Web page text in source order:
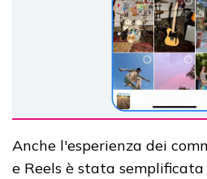
Anche l'esperienza dei
e Reels è stata